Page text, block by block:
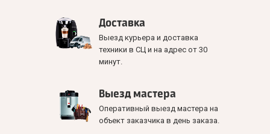
Доставка
Выезд курьера и доставка
техники в СЦ и на адрес от 30
минут.
Выезд мастера
Оперативный выезд мастера на
объект заказчика в день заказа.